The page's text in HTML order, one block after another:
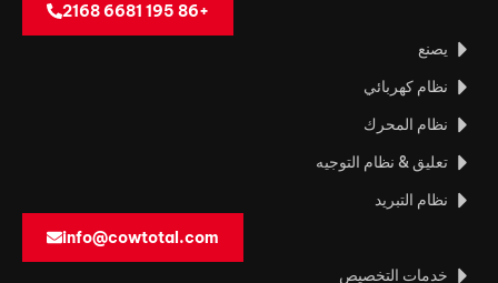
+86 195 6681 2168
يصنع
نظام كهربائي
نظام المحرك
تعليق & نظام التوجيه
نظام التبريد
info@cowtotal.com
خدمات التخصيص